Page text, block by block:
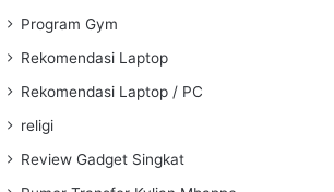
Program Gym
Rekomendasi Laptop
Rekomendasi Laptop / PC
religi
Review Gadget Singkat